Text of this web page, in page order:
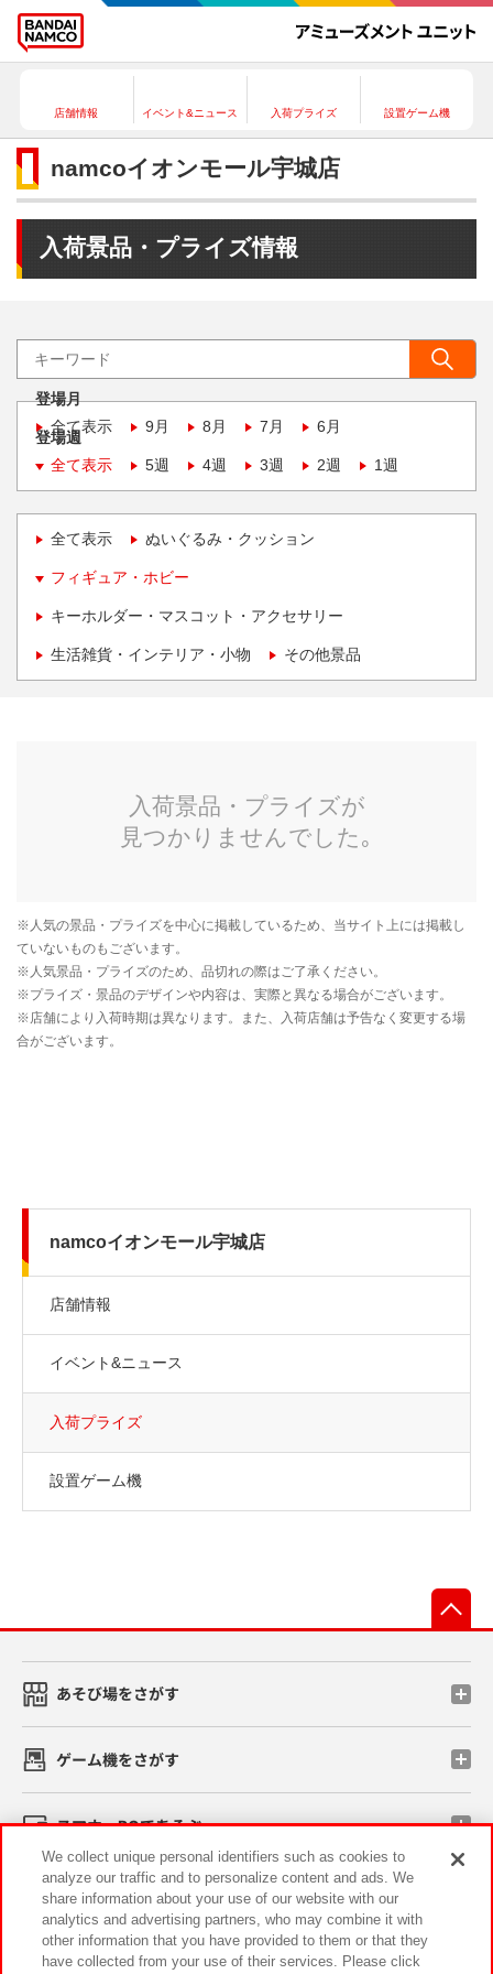
店舗情報 イベント&ニュース 入荷プライズ 設置ゲーム機
namcoイオンモール宇城店
入荷景品・プライズ情報
登場月
全て表示
9月 8月 7月 6月
登場週
全て表示
5週 4週 3週 2週 1週
全て表示 ぬいぐるみ・クッション
フィギュア・ホビー
キーホルダー・マスコット・アクセサリー
生活雑貨・インテリア・小物 その他景品
namcoイオンモール宇城店
店舗情報
イベント&ニュース
入荷プライズ
設置ゲーム機
あそび場をさがす
ゲーム機をさがす
スマホ・PCであそぶ
イベント・キャンペーン
We collect unique personal identifiers such as cookies to
analyze our traffic and to personalize content and ads. We
share information about your use of our website with our
analytics and advertising partners, who may combine it with
other information that you have provided to them or that they
have collected from your use of their services. Please click